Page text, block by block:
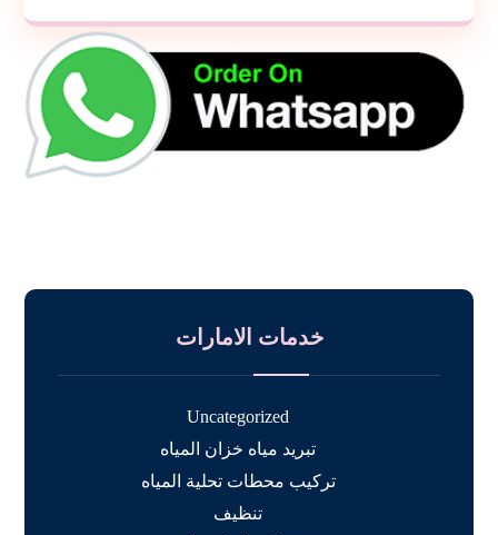
خدمات الامارات
Uncategorized
تبريد مياه خزان المياه
تركيب محطات تحلية المياه
تنظيف